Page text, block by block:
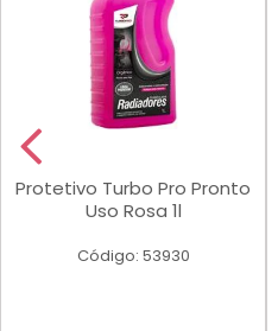
Protetivo Turbo Pro Pronto
Uso Rosa 1l
Código: 53930